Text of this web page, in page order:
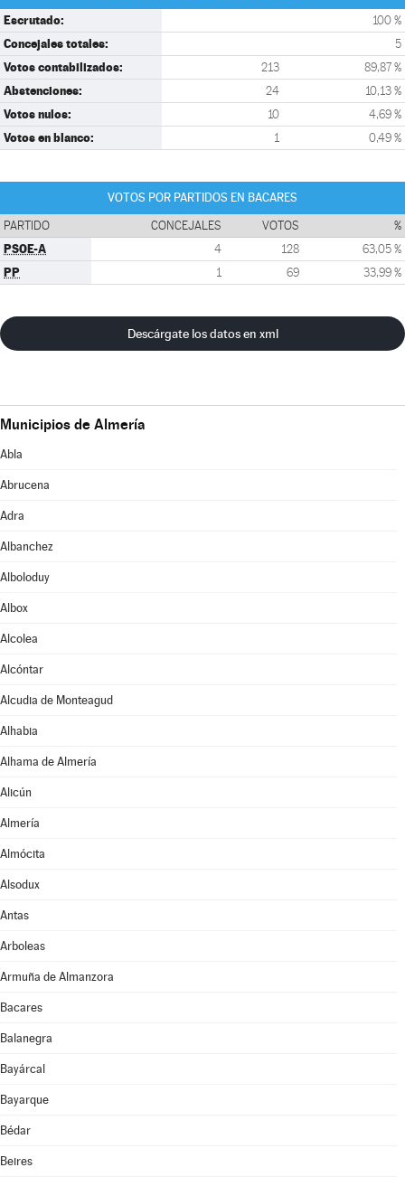
Escrutado: 100 %
Concejales totales: 5
Votos contabilizados: 213 89,87 %
Abstenciones: 24 10,13 %
Votos nulos: 10 4,69 %
Votos en blanco: 1 0,49 %
VOTOS POR PARTIDOS EN BACARES
PARTIDO CONCEJALES VOTOS %
PSOE-A 4 128 63,05 %
PP 1 69 33,99 %
Descárgate los datos en xml
Municipios de Almería
Abla
Abrucena
Adra
Albanchez
Alboloduy
Albox
Alcolea
Alcóntar
Alcudia de Monteagud
Alhabia
Alhama de Almería
Alicún
Almería
Almócita
Alsodux
Antas
Arboleas
Armuña de Almanzora
Bacares
Balanegra
Bayárcal
Bayarque
Bédar
Beires